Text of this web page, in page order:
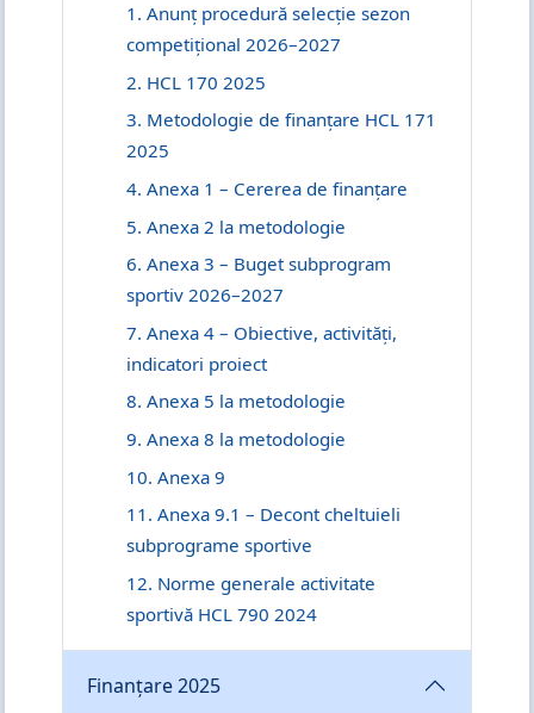
1. Anunț procedură selecție sezon
competițional 2026–2027
2. HCL 170 2025
3. Metodologie de finanțare HCL 171
2025
4. Anexa 1 – Cererea de finanțare
5. Anexa 2 la metodologie
6. Anexa 3 – Buget subprogram
sportiv 2026–2027
7. Anexa 4 – Obiective, activități,
indicatori proiect
8. Anexa 5 la metodologie
9. Anexa 8 la metodologie
10. Anexa 9
11. Anexa 9.1 – Decont cheltuieli
subprograme sportive
12. Norme generale activitate
sportivă HCL 790 2024
Finanțare 2025